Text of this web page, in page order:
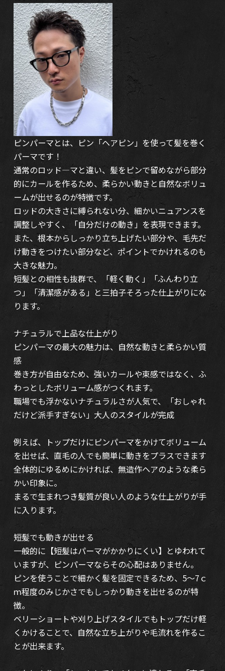
ピンパーマとは、ピン「ヘアピン」を使って髪を巻く
パーマです！
通常のロッド―マと違い、髪をピンで留めながら部分
的にカールを作るため、柔らかい動きと自然なボリュ
ームが出せるのが特徴です。
ロッドの大きさに縛られない分、細かいニュアンスを
調整しやすく、「自分だけの動き」を表現できます。
また、根本からしっかり立ち上げたい部分や、毛先だ
け動きをつけたい部分など、ポイントでかけれるのも
大きな魅力。
短髪との相性も抜群で、「軽く動く」「ふんわり立
つ」「清潔感がある」と三拍子そろった仕上がりにな
ります。
ナチュラルで上品な仕上がり
ピンパーマの最大の魅力は、自然な動きと柔らかい質
感
巻き方が自由なため、強いカールや束感ではなく、ふ
わっとしたボリューム感がつくれます。
職場でも浮かないナチュラルさが人気で、「おしゃれ
だけど派手すぎない」大人のスタイルが完成
例えば、トップだけにピンパーマをかけてボリューム
を出せば、直毛の人でも簡単に動きをプラスできます
全体的にゆるめにかければ、無造作ヘアのような柔ら
かい印象に。
まるで生まれつき髪質が良い人のような仕上がりが手
に入ります。
短髪でも動きが出せる
一般的に【短髪はパーマがかかりにくい】とゆわれて
いますが、ピンパーマならその心配はありません。
ピンを使うことで細かく髪を固定できるため、5～7ｃ
ｍ程度のみじかさでもしっかり動きを出せるのが特
徴。
ベリーショートや刈り上げスタイルでもトップだけ軽
くかけることで、自然な立ち上がりや毛流れを作るこ
とが出来ます。